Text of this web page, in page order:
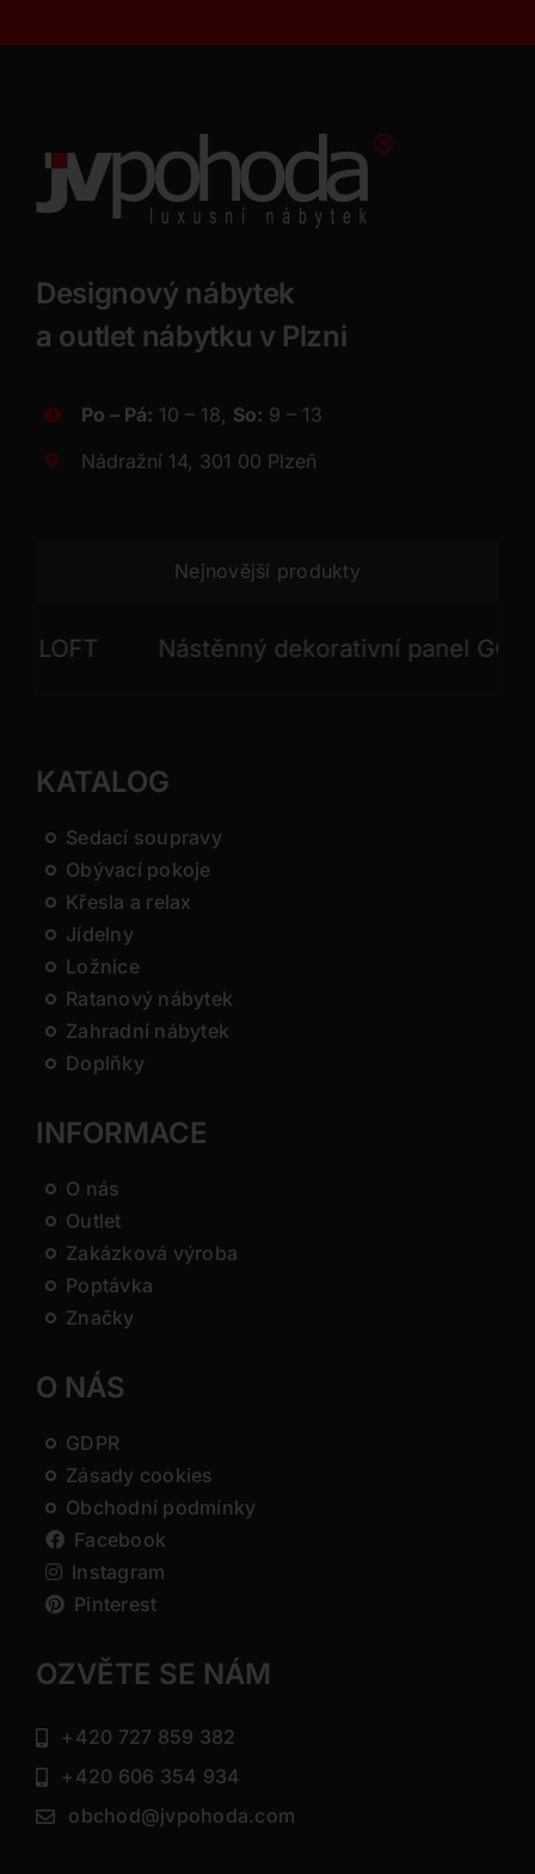
Designový nábytek
a outlet nábytku v Plzni
Po – Pá: 10 – 18, So: 9 – 13
Nádražní 14, 301 00 Plzeň
Nejnovější produkty
Nástěnný dekorativní panel GONG
KATALOG
Sedací soupravy
Obývací pokoje
Křesla a relax
Jídelny
Ložnice
Ratanový nábytek
Zahradní nábytek
Doplňky
INFORMACE
O nás
Outlet
Zakázková výroba
Poptávka
Značky
O NÁS
GDPR
Zásady cookies
Obchodní podmínky
Facebook
Instagram
Pinterest
OZVĚTE SE NÁM
+420 727 859 382
+420 606 354 934
obchod@jvpohoda.com